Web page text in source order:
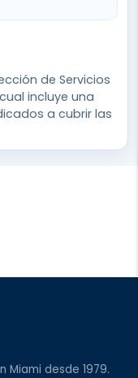
de Servicios
incluye una
a cubrir las
Miami desde 1979.